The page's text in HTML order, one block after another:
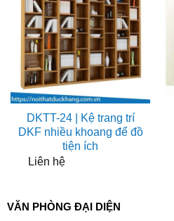
DKTT-24 | Kệ trang trí
DKF nhiều khoang để đồ
tiện ích
Liên hệ
VĂN PHÒNG ĐẠI DIỆN